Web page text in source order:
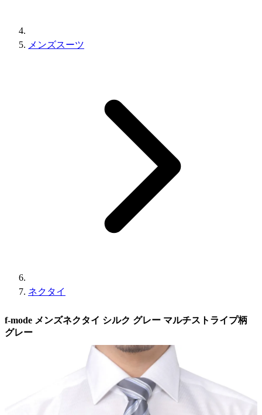
メンズスーツ
ネクタイ
f-mode メンズネクタイ シルク グレー マルチストライプ柄
グレー